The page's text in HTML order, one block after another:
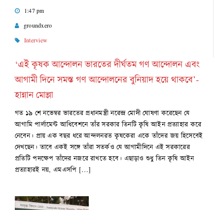
1:47 pm
groundxero
Interview
‘এই কৃষক আন্দোলন ভারতের দীর্ঘতম গণ আন্দোলন এবং
আগামী দিনে সমস্ত গণ আন্দোলনের বুনিয়াদ হয়ে থাকবে’-
হান্নান মোল্লা
গত ১৯ শে নভেম্বর ভারতের প্রধানমন্ত্রী নরেন্দ্র মোদী ঘোষণা করেছেন যে
আগামি পার্লামেন্ট আধিবেশনে তাঁর সরকার তিনটি কৃষি আইন প্রত্যাহার করে
নেবেন। প্রায় এক বছর ধরে আন্দলনরত কৃষকেরা একে তাঁদের জয় হিসেবেই
দেখছেন। তাবে একই সঙ্গে তাঁরা সতর্কও যে আগামীদিনে এই সরকারের
প্রতিটি পদক্ষেপ তাঁদের নজরে রাখতে হবে। এছাড়াও শুধু তিন কৃষি আইন
প্রত্যাহারই নয়, এমএসপি […]